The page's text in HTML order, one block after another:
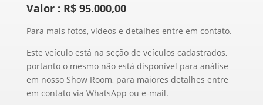
Valor : R$ 95.000,00
Para mais fotos, vídeos e detalhes entre em contato.
Este veículo está na seção de veículos cadastrados,
portanto o mesmo não está disponível para análise
em nosso Show Room, para maiores detalhes entre
em contato via WhatsApp ou e-mail.